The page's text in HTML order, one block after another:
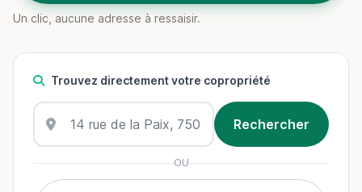
Un clic, aucune adresse à ressaisir.
Trouvez directement votre copropriété
OU